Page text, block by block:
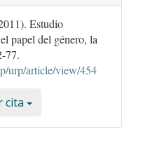
Estudio
papel del género, la
77.
urp/article/view/454
cita